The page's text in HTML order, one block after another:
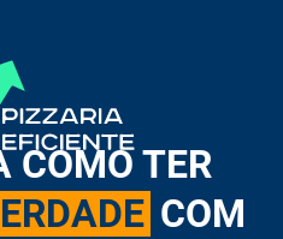
COMO TER
COM